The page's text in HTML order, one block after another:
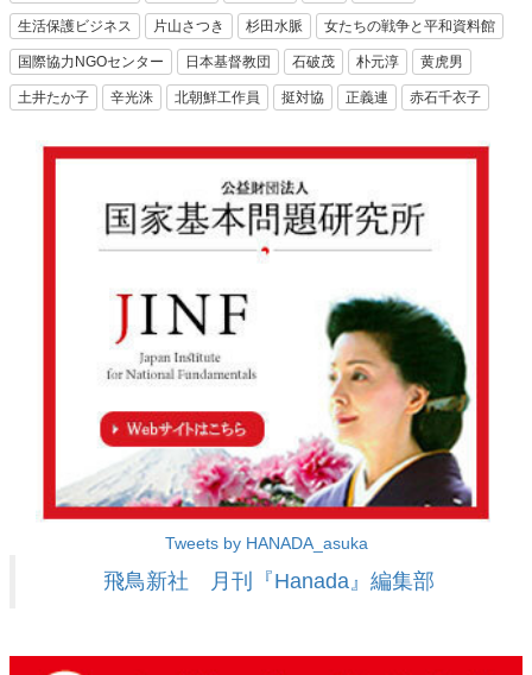
生活保護ビジネス 片山さつき 杉田水脈 女たちの戦争と平和資料館
国際協力NGOセンター 日本基督教団 石破茂 朴元淳 黄虎男
土井たか子 辛光洙 北朝鮮工作員 挺対協 正義連 赤石千衣子
Tweets by HANADA_asuka
飛鳥新社 月刊『Hanada』編集部